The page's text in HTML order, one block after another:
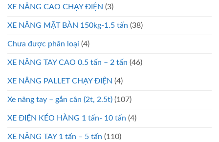
XE NÂNG CAO CHẠY ĐIỆN (3)
XE NÂNG MẶT BÀN 150kg-1.5 tấn (38)
Chưa được phân loại (4)
XE NÂNG TAY CAO 0.5 tấn – 2 tấn (46)
XE NÂNG PALLET CHẠY ĐIỆN (4)
Xe nâng tay – gắn cân (2t, 2.5t) (107)
XE ĐIỆN KÉO HÀNG 1 tấn- 10 tấn (4)
XE NÂNG TAY 1 tấn – 5 tấn (110)